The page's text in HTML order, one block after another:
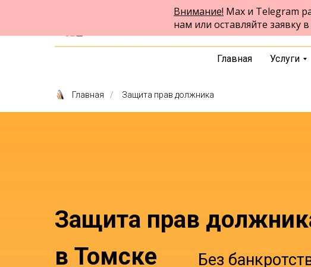
Главная Услуги
Юридическая помощь в Томске
ФПК Альтернатива
Томск
выбрать
Внимание! Max и Telegram
нам или оставляйте заявку
Главная / Защита прав должника
Без
Защита прав
в Томске